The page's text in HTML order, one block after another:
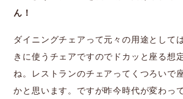
ん！
ダイニングチェアって元々の用途として
きに使うチェアですのでドカッと座る想
ね。レストランのチェアってくつろいで
かと思います。ですが昨今時代が変わっ